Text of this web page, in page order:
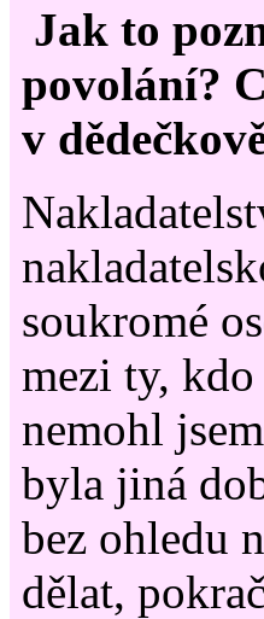
Jak to
povolání?
v
soukromé
mezi ty,
nemohl
byla jiná
bez ohledu
dělat,